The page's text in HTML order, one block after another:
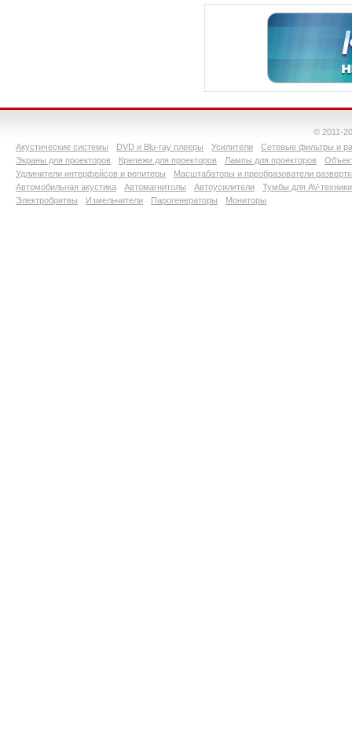
© 2011-
Акустические системы
DVD и Blu-ray плееры Усилители
Сетевые фильтры и
Экраны для проекторов
Крепежи для проекторов Лампы для проекторов
Удлинители интерфейсов и репитеры
Масштабаторы и преобразователи
Автомобильная акустика
Автомагнитолы Автоусилители
Тумбы для AV-техники
Электробритвы
Измельчители Парогенераторы Мониторы